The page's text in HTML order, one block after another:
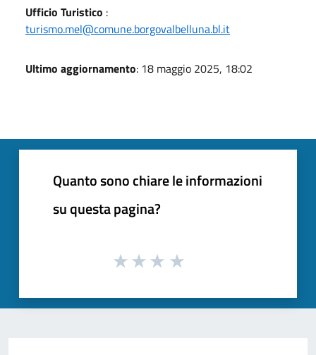
Ufficio Turistico :
turismo.mel@comune.borgovalbelluna.bl.it
Ultimo aggiornamento: 18 maggio 2025, 18:02
Quanto sono chiare le informazioni
su questa pagina?